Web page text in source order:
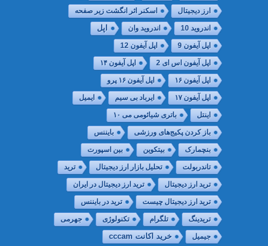
ارز دیجیتال اسکنر اثر انگشت زیر صفحه
اندروید 10 اندروید وان اپل
اپل آیفون 9 اپل آیفون 12
اپل آیفون اس ای 2 اپل آیفون ۱۴
اپل آیفون ۱۶ اپل آیفون ۱۶ پرو
اپل آیفون ۱۷ ایرباد بی سیم ایمیل
اینتل باتری شیائومی می ۱۰
باز کردن پکیج‌های ورزشی بایننس
بنچمارک بیتکوین بین اسپورت
تاندربولت تحلیل بازار ارز دیجیتال ترید
ترید ارز دیجیتال ترید ارز دیجیتال در ایران
ترید ارز دیجیتال چیست ترید در بایننس
تریدینگ تلگرام تکنولوژی جهرمی
جیمیل خريد اكانت cccam